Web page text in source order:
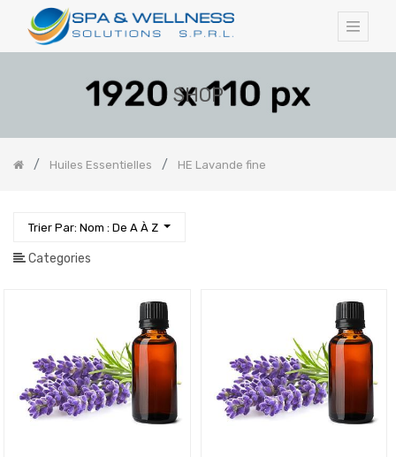
SHOP
Huiles Essentielles HE Lavande fine
Trier Par: Nom : De A À Z
Categories